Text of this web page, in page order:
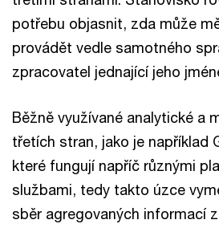
potřebu objasnit, zda může
provádět vedle samotného
zpracovatel jednající jeho
Běžně využívané analytické a
třetích stran, jako je například
které fungují napříč různými
službami, tedy takto úzce
sběr agregovaných informací